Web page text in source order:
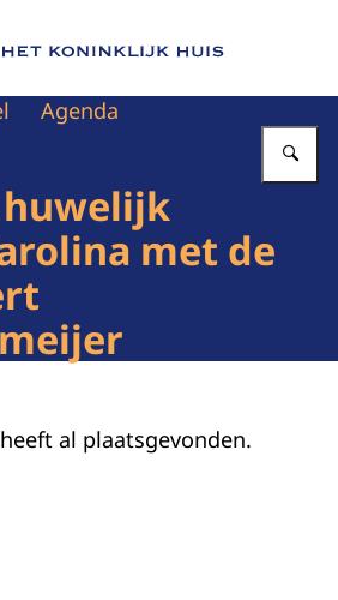
van Het Koninklijk Huis
Agenda
met de
al plaatsgevonden.